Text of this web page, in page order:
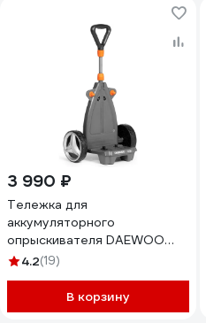
3 990 ₽
Тележка для
аккумуляторного
опрыскивателя DAEWOO
DSA 100
4.2(19)
В корзину